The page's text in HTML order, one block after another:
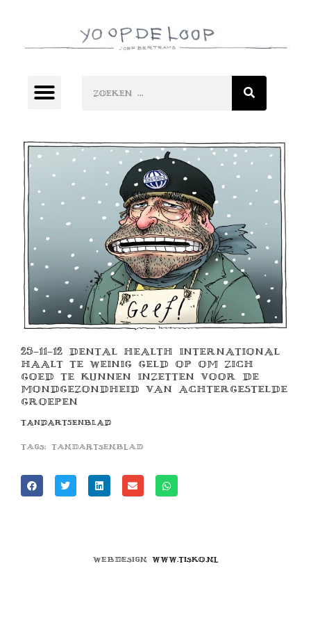
25-11-12 DENTAL HEALTH INTERNATIONAL
HAALT TE WEINIG GELD OP OM ZICH
GOED TE KUNNEN INZETTEN VOOR DE
MONDGEZONDHEID VAN ACHTERGESTELDE
GROEPEN
TANDARTSENBLAD
Tags: tandartsenblad
Webdesign www.tisko.nl